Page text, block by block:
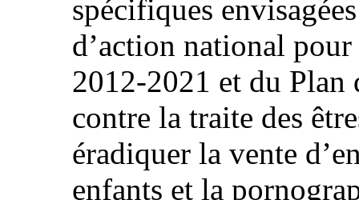
spécifiques
d’action national pour
2012-2021 et du Plan
contre la traite des
éradiquer la vente
enfants et la